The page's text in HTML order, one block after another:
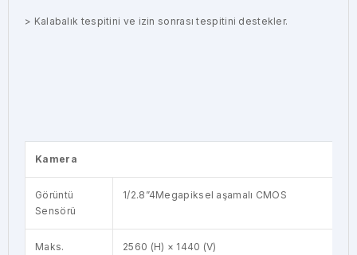
> Kalabalık tespitini ve izin sonrası tespitini destekler.
Kamera
Görüntü
Sensörü
1/2.8”4Megapiksel aşamalı CMOS
Maks.
2560 (H) × 1440 (V)